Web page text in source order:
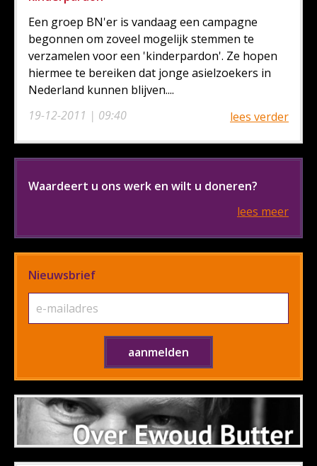
19-12-2011 | 09:40
Een groep BN'er is vandaag een campagne
begonnen om zoveel mogelijk stemmen te
verzamelen voor een 'kinderpardon'. Ze hopen
hiermee te bereiken dat jonge asielzoekers in
Nederland kunnen blijven....
lees verder
Waardeert u ons werk en wilt u doneren?
lees meer
Nieuwsbrief